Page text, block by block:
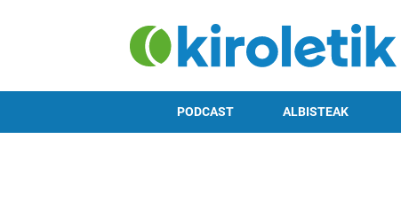
PODCAST ALBISTEAK